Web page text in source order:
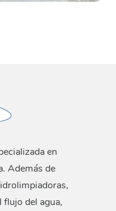
en
Además de
flujo del agua,